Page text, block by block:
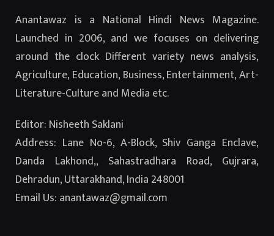
Anantawaz is a National Hindi News Magazine.
Launched in 2006, and we focuses on delivering
around the clock Different variety news analysis,
Agriculture, Education, Business, Entertainment, Art-
Literature-Culture and Media etc.
Editor: Nisheeth Saklani
Address: Lane No-6, A-Block, Shiv Ganga Enclave,
Danda Lakhond,, Sahastradhara Road, Gujrara,
Dehradun, Uttarakhand, India 248001
Email Us: anantawaz@gmail.com